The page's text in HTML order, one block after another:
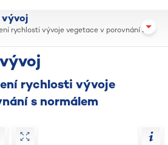
vývoj
rychlosti vývoje vegetace v porovnání s
rychlosti vývoje
s normálem